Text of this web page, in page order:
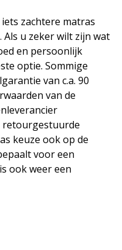
zachtere matras
Als u zeker wilt zijn wat
en persoonlijk
optie. Sommige
van c.a. 90
van de
retourgestuurde
keuze ook op de
voor een
ook weer een